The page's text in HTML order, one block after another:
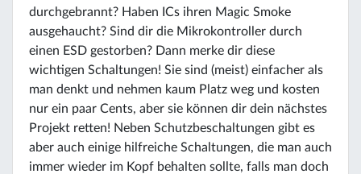
durchgebrannt? Haben ICs ihren Magic Smoke
ausgehaucht? Sind dir die Mikrokontroller durch
einen ESD gestorben? Dann merke dir diese
wichtigen Schaltungen! Sie sind (meist) einfacher als
man denkt und nehmen kaum Platz weg und kosten
nur ein paar Cents, aber sie können dir dein nächstes
Projekt retten! Neben Schutzbeschaltungen gibt es
aber auch einige hilfreiche Schaltungen, die man auch
immer wieder im Kopf behalten sollte, falls man doch